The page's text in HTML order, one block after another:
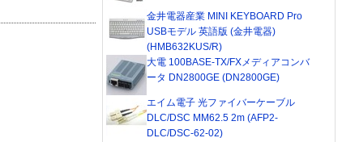
金井電器産業 MINI KEYBOARD Pro
USBモデル 英語版 (金井電器)
(HMB632KUS/R)
大電 100BASE-TX/FXメディアコンバ
ータ DN2800GE (DN2800GE)
エイム電子 光ファイバーケーブル
DLC/DSC MM62.5 2m (AFP2-
DLC/DSC-62-02)